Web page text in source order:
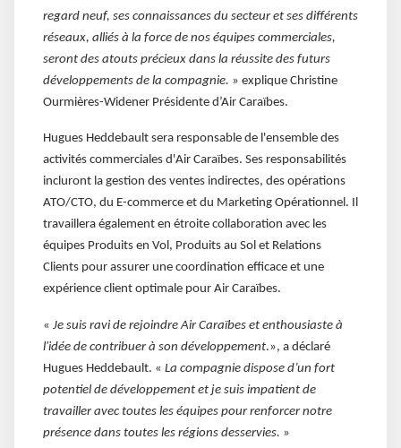
regard neuf, ses connaissances du secteur et ses différents
réseaux, alliés à la force de nos équipes commerciales,
seront des atouts précieux dans la réussite des futurs
développements de la compagnie. » explique Christine
Ourmières-Widener Présidente d’Air Caraïbes.
Hugues Heddebault sera responsable de l'ensemble des
activités commerciales d'Air Caraïbes. Ses responsabilités
incluront la gestion des ventes indirectes, des opérations
ATO/CTO, du E-commerce et du Marketing Opérationnel. Il
travaillera également en étroite collaboration avec les
équipes Produits en Vol, Produits au Sol et Relations
Clients pour assurer une coordination efficace et une
expérience client optimale pour Air Caraïbes.
« Je suis ravi de rejoindre Air Caraïbes et enthousiaste à
l'idée de contribuer à son développement.», a déclaré
Hugues Heddebault. « La compagnie dispose d’un fort
potentiel de développement et je suis impatient de
travailler avec toutes les équipes pour renforcer notre
présence dans toutes les régions desservies. »